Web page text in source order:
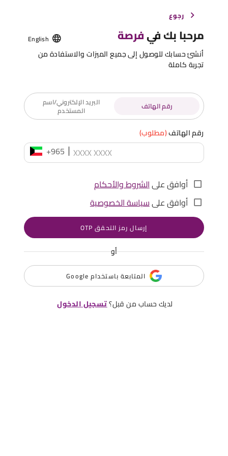
رجوع
مرحبا بك فيفرصة English
أنشئ حسابك للوصول إلى جميع الميزات والاستفادة من
تجربة كاملة
رقم الهاتف البريد الإلكتروني/اسم
المستخدم
رقم الهاتف(مطلوب)
+965
أوافق علىالشروط والأحكام
أوافق علىسياسة الخصوصية
إرسال رمز التحقق OTP
أو
المتابعة باستخدام Google
لديك حساب من قبل؟تسجيل الدخول